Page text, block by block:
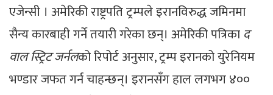
एजेन्सी । अमेरिकी राष्ट्रपति ट्रम्पले इरानविरुद्ध जमिनमा
सैन्य कारबाही गर्ने तयारी गरेका छन्। अमेरिकी पत्रिका द
वाल स्ट्रिट जर्नलको रिपोर्ट अनुसार, ट्रम्प इरानको युरेनियम
भण्डार जफत गर्न चाहन्छन्। इरानसँग हाल लगभग ४००